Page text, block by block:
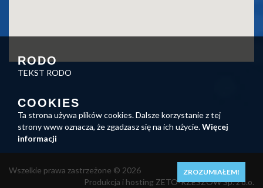
Wszelkie prawa zastrzeżone © 2026
Produkcja i hosting ZETO-RZESZÓW Sp. z o.o.
RODO
TEKST RODO
COOKIES
Ta strona używa plików cookies. Dalsze korzystanie z tej
strony www oznacza, że zgadzasz się na ich użycie.Więcej
informacji
ZROZUMIAŁEM!